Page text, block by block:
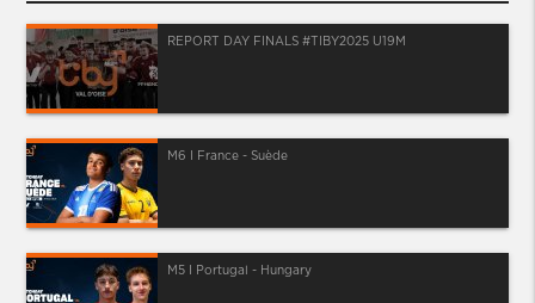
REPORT DAY FINALS #TIBY2025 U19M
M6 I France - Suède
M5 I Portugal - Hungary